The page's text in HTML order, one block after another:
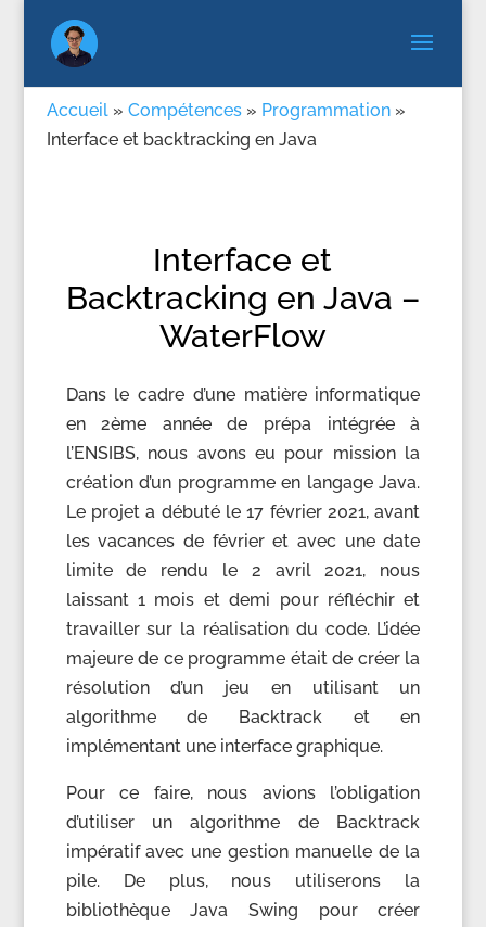
Accueil» Compétences» Programmation»
Interface et backtracking en Java
Interface et
Backtracking en Java –
WaterFlow
Dans le cadre d’une matière informatique
en 2ème année de prépa intégrée à
l’ENSIBS, nous avons eu pour mission la
création d’un programme en langage Java.
Le projet a débuté le 17 février 2021, avant
les vacances de février et avec une date
limite de rendu le 2 avril 2021, nous
laissant 1 mois et demi pour réfléchir et
travailler sur la réalisation du code. L’idée
majeure de ce programme était de créer la
résolution d’un jeu en utilisant un
algorithme de Backtrack et en
implémentant une interface graphique.
Pour ce faire, nous avions l’obligation
d’utiliser un algorithme de Backtrack
impératif avec une gestion manuelle de la
pile. De plus, nous utiliserons la
bibliothèque Java Swing pour créer